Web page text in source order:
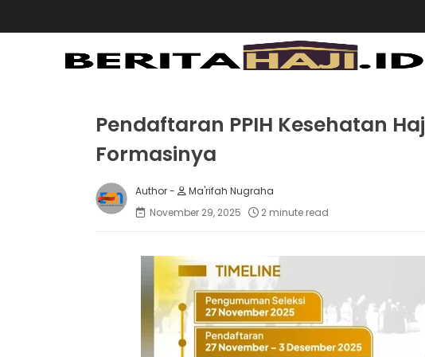
Pendaftaran PPIH Kesehatan
Formasinya
Ma'rifah Nugraha
November 29, 2025
2 minute read